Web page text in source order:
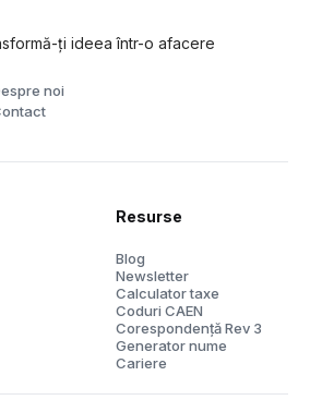
ți ideea într-o afacere
noi
Resurse
Blog
Newsletter
Calculator taxe
Coduri CAEN
Corespondență Rev 3
Generator nume
Cariere